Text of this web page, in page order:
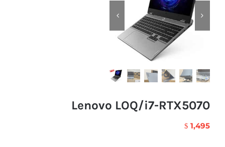
Lenovo LOQ/i7-RTX5070
$ 1,495